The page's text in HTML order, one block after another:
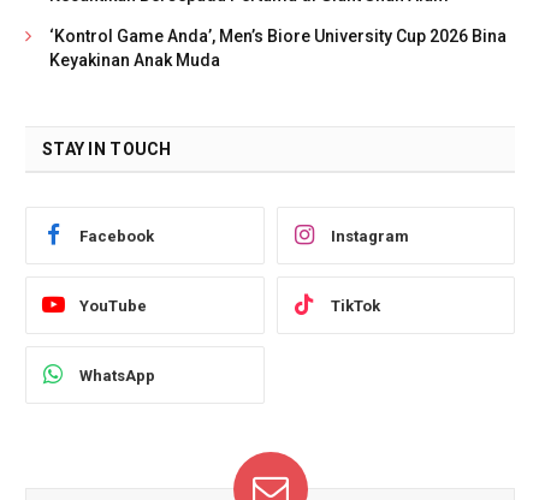
‘Kontrol Game Anda’, Men’s Biore University Cup 2026 Bina
Keyakinan Anak Muda
STAY IN TOUCH
Facebook Instagram
YouTube TikTok
WhatsApp